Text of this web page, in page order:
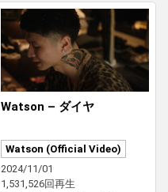
Watson – ダイヤ
Watson (Official Video)
2024/11/01
1,531,526回再生